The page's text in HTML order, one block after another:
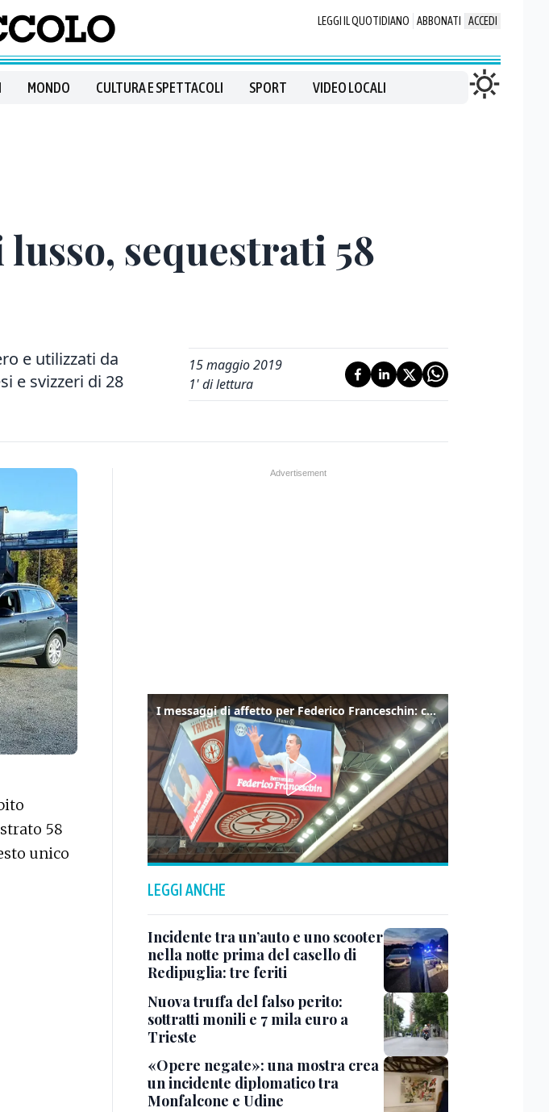
LEGGI IL QUOTIDIANO ABBONATI ACCEDI
MONDO CULTURA E SPETTACOLI SPORT VIDEO LOCALI
sequestrati 58
e utilizzati da
e svizzeri di 28
15 maggio 2019
1' di lettura
58
unico
I messaggi di affetto per Federico Franceschin: così il mondo del basket gli è stato accanto fino all’ultimo
LEGGI ANCHE
Incidente tra un’auto e uno scooter
nella notte prima del casello di
Redipuglia: tre feriti
Nuova truffa del falso perito:
sottratti monili e 7 mila euro a
Trieste
«Opere negate»: una mostra crea
un incidente diplomatico tra
Monfalcone e Udine